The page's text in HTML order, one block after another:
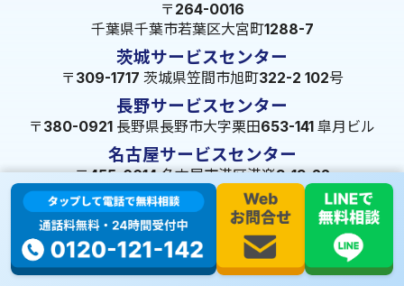
〒264-0016
千葉県千葉市若葉区大宮町1288-7
茨城サービスセンター
〒309-1717 茨城県笠間市旭町322-2 102号
長野サービスセンター
〒380-0921 長野県長野市大字栗田653-141 皐月ビル
名古屋サービスセンター
〒455-0014 名古屋市港区港楽3-13-22
静岡サービスセンター
〒422-8034 静岡県駿河区高松2-5-10
大阪サービスセンター
〒547-0001 大阪府大阪市平野区加美北5-13-8